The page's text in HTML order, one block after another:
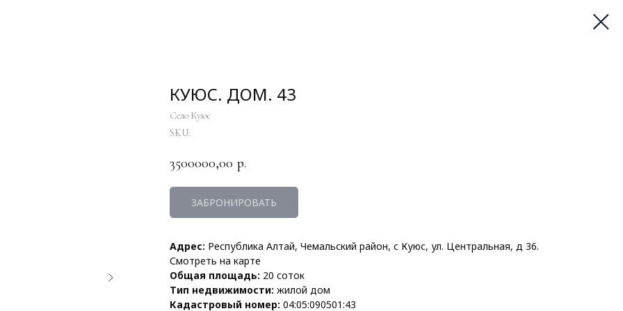
КУЮС. ДОМ. 43
Село Куюс
SKU:
3500000,00 р.
ЗАБРОНИРОВАТЬ
Адрес: Республика Алтай, Чемальский район, с Куюс, ул. Центральная, д 36.
Смотреть на карте
Общая площадь: 20 соток
Тип недвижимости: жилой дом
Кадастровый номер: 04:05:090501:43